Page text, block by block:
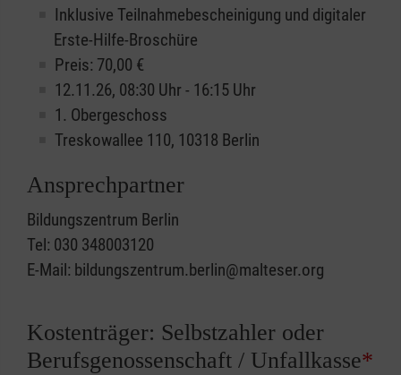
Inklusive Teilnahmebescheinigung und digitaler
Erste-Hilfe-Broschüre
Preis: 70,00 €
12.11.26, 08:30 Uhr - 16:15 Uhr
1. Obergeschoss
Treskowallee 110, 10318 Berlin
Ansprechpartner
Bildungszentrum Berlin
Tel: 030 348003120
E-Mail: bildungszentrum.berlin@malteser.org
Kostenträger: Selbstzahler oder
Berufsgenossenschaft / Unfallkasse*